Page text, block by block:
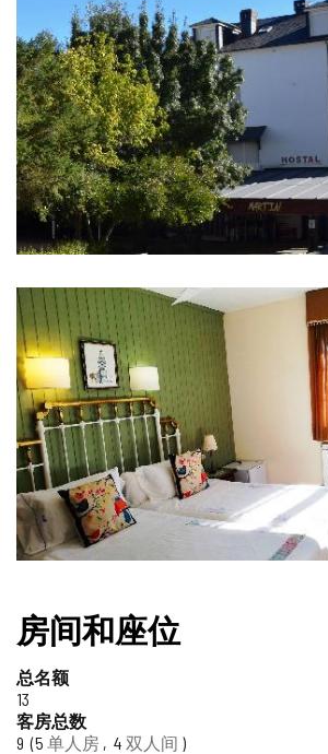
中
添
加/
删
除
片
库
值
得
信
赖
印
章
房间和座位
总名额
13
客房总数
9 5 单人房 4 双人间